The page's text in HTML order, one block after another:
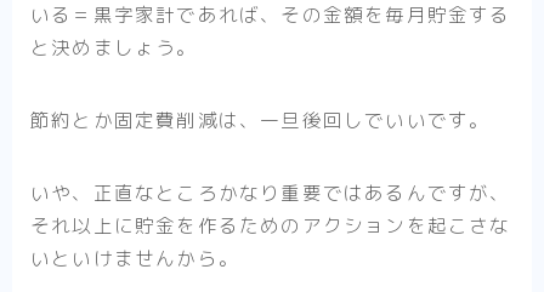
いる＝黒字家計であれば、その金額を毎月貯金する
と決めましょう。
節約とか固定費削減は、一旦後回しでいいです。
いや、正直なところかなり重要ではあるんですが、
それ以上に貯金を作るためのアクションを起こさな
いといけませんから。